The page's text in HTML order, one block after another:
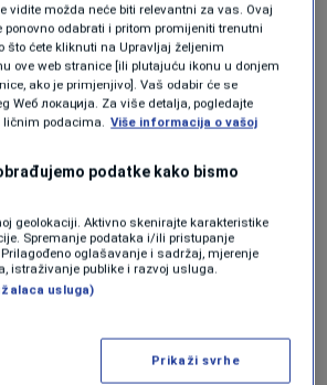
prepoznatljivi zlatni trofej
uz natpis"DEBUT FIFA
se simbolično obilježava
trenutaka u karijeri svakog
vidite možda neće biti relevantni za vas. Ovaj
ponovno odabrati i pritom promijeniti trenutni
što ćete kliknuti na Upravljaj željenim
ove web stranice [ili plutajuću ikonu u donjem
ako je primjenjivo]. Vaš odabir će se
Wеб локација. Za više detalja, pogledajte
ličnim podacima. Više informacija o vašoj
podatke kako bismo
geolokaciji. Aktivno skenirajte karakteristike
Spremanje podataka i/ili pristupanje
oglašavanje i sadržaj, mjerenje
istraživanje publike i razvoj usluga.
usluga)
Prikaži svrhe